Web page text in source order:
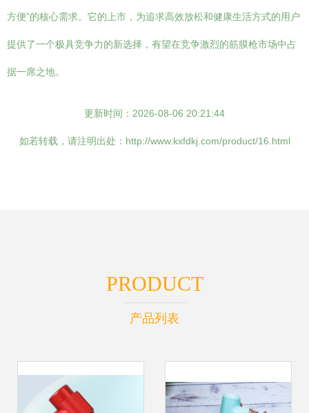
方便”的核心需求。它的上市，为追求高效放松和健康生活方式的用户
提供了一个极具竞争力的新选择，有望在竞争激烈的筋膜枪市场中占
据一席之地。
更新时间：2026-08-06 20:21:44
如若转载，请注明出处：http://www.kxfdkj.com/product/16.html
PRODUCT
产品列表